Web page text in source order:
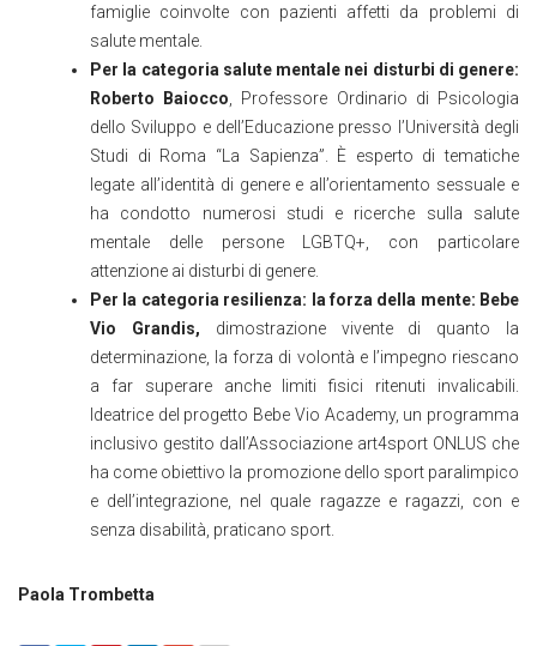
famiglie coinvolte con pazienti affetti da problemi di
salute mentale.
Per la categoria salute mentale nei disturbi di genere:
Roberto Baiocco , Professore Ordinario di Psicologia
dello Sviluppo e dell’Educazione presso l’Università degli
Studi di Roma “La Sapienza”. È esperto di tematiche
legate all’identità di genere e all’orientamento sessuale e
ha condotto numerosi studi e ricerche sulla salute
mentale delle persone LGBTQ+, con particolare
attenzione ai disturbi di genere.
Per la categoria resilienza: la forza della mente: Bebe
Vio Grandis, dimostrazione vivente di quanto la
determinazione, la forza di volontà e l’impegno riescano
a far superare anche limiti fisici ritenuti invalicabili.
Ideatrice del progetto Bebe Vio Academy, un programma
inclusivo gestito dall’Associazione art4sport ONLUS che
ha come obiettivo la promozione dello sport paralimpico
e dell’integrazione, nel quale ragazze e ragazzi, con e
senza disabilità, praticano sport.
Paola Trombetta